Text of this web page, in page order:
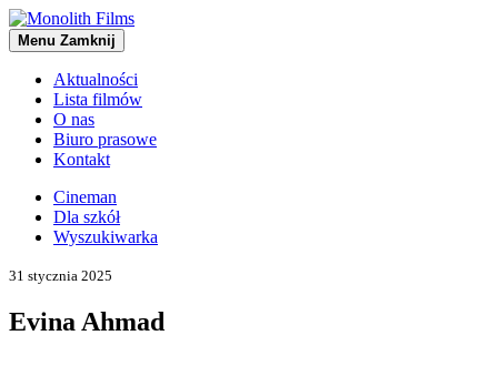
Menu Zamknij
Aktualności
Lista filmów
O nas
Biuro prasowe
Kontakt
Cineman
Dla szkół
Wyszukiwarka
31 stycznia 2025
Evina Ahmad